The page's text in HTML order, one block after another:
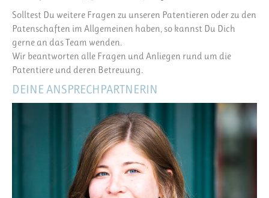
Solltest Du weitere Fragen zu unseren Patentieren oder zu den
Patenschaften im Allgemeinen haben, so kannst Du Dich
gerne an das Team wenden.
Wir beantworten alle Fragen und Anliegen rund um die
Patentiere und deren Betreuung.
DEINE ANSPRECHPARTNERIN